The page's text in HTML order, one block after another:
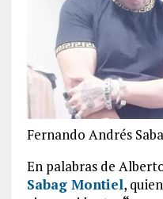
Fernando Andrés
En palabras de
Sabag Montiel,